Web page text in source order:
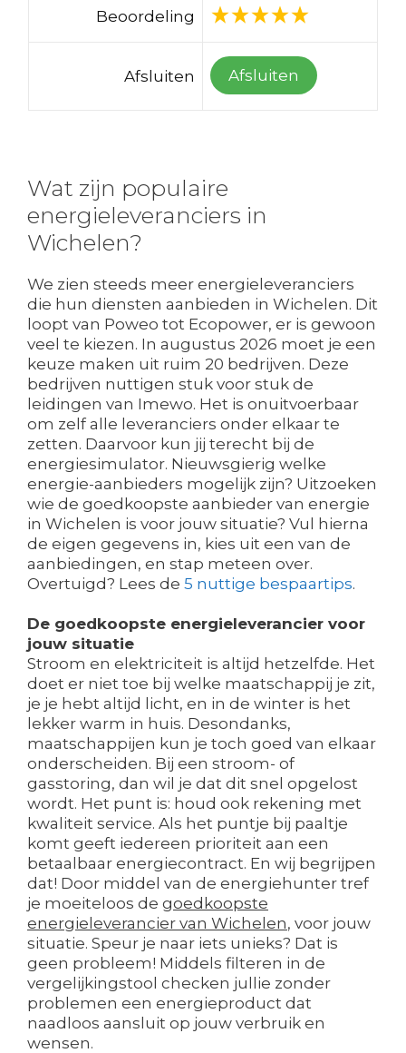
Beoordeling
Afsluiten Afsluiten
Wat zijn populaire
energieleveranciers in
Wichelen?
We zien steeds meer energieleveranciers
die hun diensten aanbieden in Wichelen. Dit
loopt van Poweo tot Ecopower, er is gewoon
veel te kiezen. In augustus 2026 moet je een
keuze maken uit ruim 20 bedrijven. Deze
bedrijven nuttigen stuk voor stuk de
leidingen van Imewo. Het is onuitvoerbaar
om zelf alle leveranciers onder elkaar te
zetten. Daarvoor kun jij terecht bij de
energiesimulator. Nieuwsgierig welke
energie-aanbieders mogelijk zijn? Uitzoeken
wie de goedkoopste aanbieder van energie
in Wichelen is voor jouw situatie? Vul hierna
de eigen gegevens in, kies uit een van de
aanbiedingen, en stap meteen over.
Overtuigd? Lees de 5 nuttige bespaartips.
De goedkoopste energieleverancier voor
jouw situatie
Stroom en elektriciteit is altijd hetzelfde. Het
doet er niet toe bij welke maatschappij je zit,
je je hebt altijd licht, en in de winter is het
lekker warm in huis. Desondanks,
maatschappijen kun je toch goed van elkaar
onderscheiden. Bij een stroom- of
gasstoring, dan wil je dat dit snel opgelost
wordt. Het punt is: houd ook rekening met
kwaliteit service. Als het puntje bij paaltje
komt geeft iedereen prioriteit aan een
betaalbaar energiecontract. En wij begrijpen
dat! Door middel van de energiehunter tref
je moeiteloos de goedkoopste
energieleverancier van Wichelen, voor jouw
situatie. Speur je naar iets unieks? Dat is
geen probleem! Middels filteren in de
vergelijkingstool checken jullie zonder
problemen een energieproduct dat
naadloos aansluit op jouw verbruik en
wensen.